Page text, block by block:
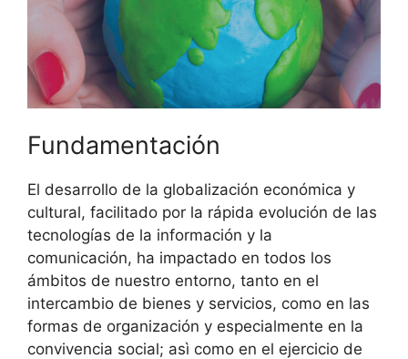
Fundamentación
El desarrollo de la globalización económica y
cultural, facilitado por la rápida evolución de las
tecnologías de la información y la
comunicación, ha impactado en todos los
ámbitos de nuestro entorno, tanto en el
intercambio de bienes y servicios, como en las
formas de organización y especialmente en la
convivencia social; asì como en el ejercicio de